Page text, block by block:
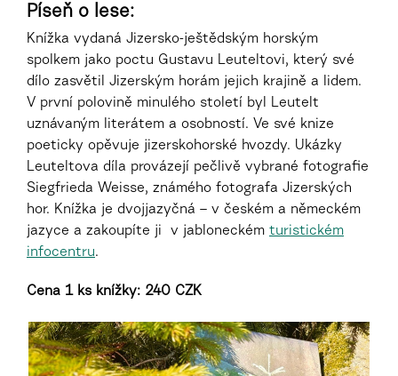
Píseň o lese:
Knížka vydaná Jizersko-ještědským horským
spolkem jako poctu Gustavu Leuteltovi, který své
dílo zasvětil Jizerským horám jejich krajině a lidem.
V první polovině minulého století byl Leutelt
uznávaným literátem a osobností. Ve své knize
poeticky opěvuje jizerskohorské hvozdy. Ukázky
Leuteltova díla provázejí pečlivě vybrané fotografie
Siegfrieda Weisse, známého fotografa Jizerských
hor. Knížka je dvojjazyčná – v českém a německém
jazyce a zakoupíte ji v jabloneckém turistickém
infocentru.
Cena 1 ks knížky: 240 CZK